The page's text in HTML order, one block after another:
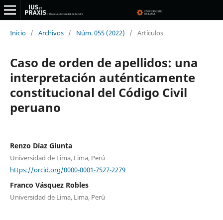
Inicio / Archivos / Núm. 055 (2022) / Artículos
Caso de orden de apellidos: una
interpretación auténticamente
constitucional del Código Civil
peruano
Renzo Díaz Giunta
Universidad de Lima, Lima, Perú
https://orcid.org/0000-0001-7527-2279
Franco Vásquez Robles
Universidad de Lima, Lima, Perú